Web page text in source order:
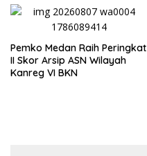
Pemko Medan Raih Peringkat
II Skor Arsip ASN Wilayah
Kanreg VI BKN